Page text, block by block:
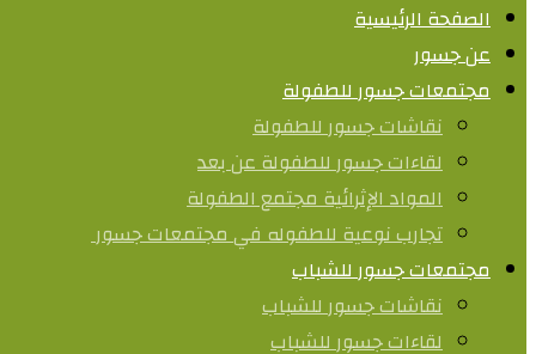
الصفحة الرئيسية
عن جسور
مجتمعات جسور للطفولة
نقاشات جسور للطفولة
لقاءات جسور للطفولة عن بعد
المواد الإثرائية مجتمع الطفولة
تجارب نوعية للطفوله في مجتمعات جسور ​
مجتمعات جسور للشباب
نقاشات جسور للشباب
لقاءات جسور للشباب